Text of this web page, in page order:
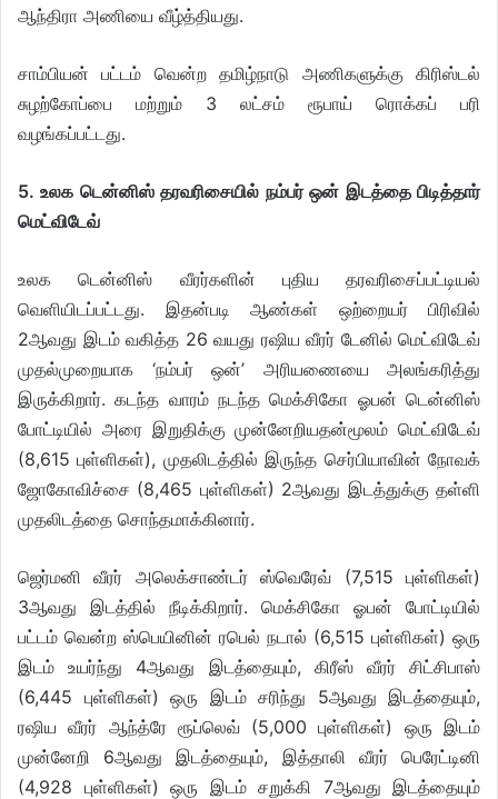
ஆந்திரா அணியை வீழ்த்தியது.
சாம்பியன் பட்டம் வென்ற தமிழ்நாடு அணிகளுக்கு கிரிஸ்டல்
சுழற்கோப்பை மற்றும் 3 லட்சம் ரூபாய் ரொக்கப் பரி
வழங்கப்பட்டது.
5. உலக டென்னிஸ் தரவரிசையில் நம்பர் ஒன் இடத்தை பிடித்தார்
மெட்விடேவ்
உலக டென்னிஸ் வீரர்களின் புதிய தரவரிசைப்பட்டியல்
வெளியிடப்பட்டது. இதன்படி ஆண்கள் ஒற்றையர் பிரிவில்
2ஆவது இடம் வகித்த 26 வயது ரஷிய வீரர் டேனில் மெட்விடேவ்
முதல்முறையாக ‘நம்பர் ஒன்’ அரியணையை அலங்கரித்து
இருக்கிறார். கடந்த வாரம் நடந்த மெக்சிகோ ஓபன் டென்னிஸ்
போட்டியில் அரை இறுதிக்கு முன்னேறியதன்மூலம் மெட்விடேவ்
(8,615 புள்ளிகள்), முதலிடத்தில் இருந்த செர்பியாவின் நோவக்
ஜோகோவிச்சை (8,465 புள்ளிகள்) 2ஆவது இடத்துக்கு தள்ளி
முதலிடத்தை சொந்தமாக்கினார்.
ஜெர்மனி வீரர் அலெக்சாண்டர் ஸ்வெரேவ் (7,515 புள்ளிகள்)
3ஆவது இடத்தில் நீடிக்கிறார். மெக்சிகோ ஓபன் போட்டியில்
பட்டம் வென்ற ஸ்பெயினின் ரபெல் நடால் (6,515 புள்ளிகள்) ஒரு
இடம் உயர்ந்து 4ஆவது இடத்தையும், கிரீஸ் வீரர் சிட்சிபாஸ்
(6,445 புள்ளிகள்) ஒரு இடம் சரிந்து 5ஆவது இடத்தையும்,
ரஷிய வீரர் ஆந்த்ரே ரூப்லெவ் (5,000 புள்ளிகள்) ஒரு இடம்
முன்னேறி 6ஆவது இடத்தையும், இத்தாலி வீரர் பெரேட்டினி
(4,928 புள்ளிகள்) ஒரு இடம் சறுக்கி 7ஆவது இடத்தையும்